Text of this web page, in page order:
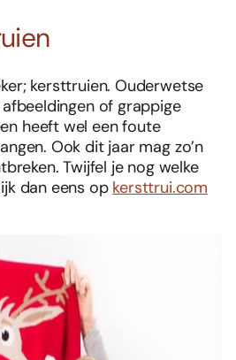
kersttruien. Ouderwetse
of grappige
heeft wel een foute
Ook dit jaar mag zo’n
Twijfel je nog welke
dan eens op kersttrui.com